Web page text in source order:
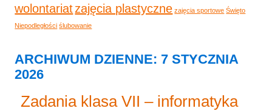
wolontariatzajęcia plastyczne zajęcia sportowe Święto
Niepodległości ślubowanie
ARCHIWUM DZIENNE: 7 STYCZNIA
2026
Zadania klasa VII – informatyka